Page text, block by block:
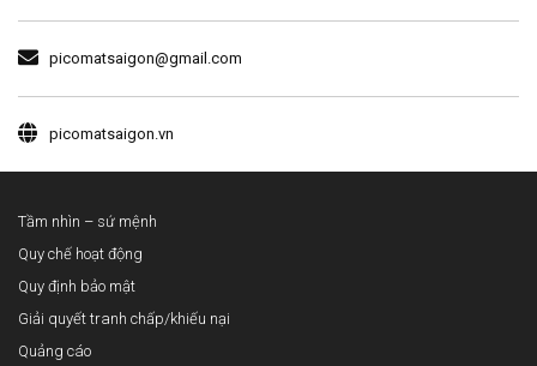
picomatsaigon@gmail.com
picomatsaigon.vn
Tầm nhìn – sứ mệnh
Quy chế hoạt động
Quy định bảo mật
Giải quyết tranh chấp/khiếu nại
Quảng cáo